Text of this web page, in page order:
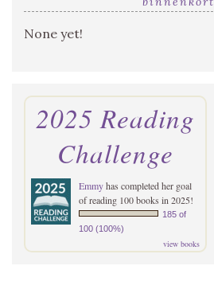
None yet!
2025 Reading
Challenge
Emmyhas completed her goal
of reading 100 books in 2025!
185 of
100 (100%)
view books